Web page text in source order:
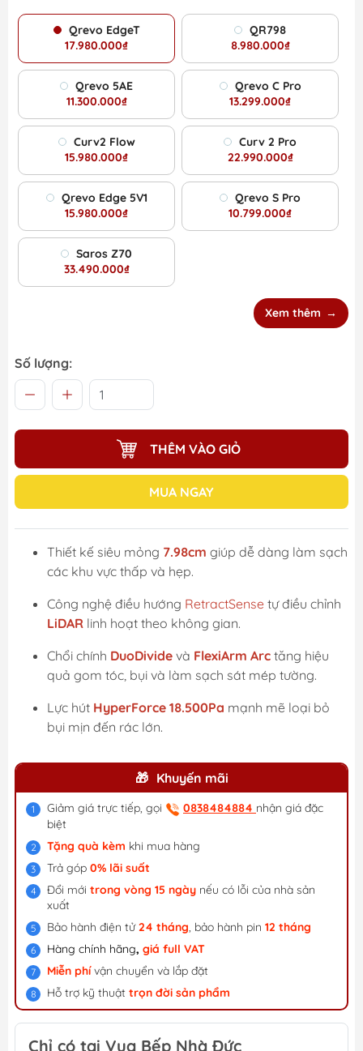
Qrevo EdgeT
17.980.000₫
QR798
8.980.000₫
Qrevo 5AE
11.300.000₫
Qrevo C Pro
13.299.000₫
Curv2 Flow
15.980.000₫
Curv 2 Pro
22.990.000₫
Qrevo Edge 5V1
15.980.000₫
Qrevo S Pro
10.799.000₫
Saros Z70
33.490.000₫
Xem thêm
Số lượng:
THÊM VÀO GIỎ
MUA NGAY
Thiết kế siêu mỏng 7.98cm giúp dễ dàng làm sạch
các khu vực thấp và hẹp.
Công nghệ điều hướng RetractSense tự điều chỉnh
LiDAR linh hoạt theo không gian.
Chổi chính DuoDivide và FlexiArm Arc tăng hiệu
quả gom tóc, bụi và làm sạch sát mép tường.
Lực hút HyperForce 18.500Pa mạnh mẽ loại bỏ
bụi mịn đến rác lớn.
Khuyến mãi
Giảm giá trực tiếp, gọi 0838484884 nhận giá đặc
biệt
Tặng quà kèm khi mua hàng
Trả góp 0% lãi suất
Đổi mới trong vòng 15 ngày nếu có lỗi của nhà sản
xuất
Bảo hành điện tử24 tháng, bảo hành pin 12 tháng
Hàng chính hãng, giá full VAT
Miễn phívận chuyển và lắp đặt
Hỗ trợ kỹ thuật trọn đời sản phẩm
Chỉ có tại Vua Bếp Nhà Đức